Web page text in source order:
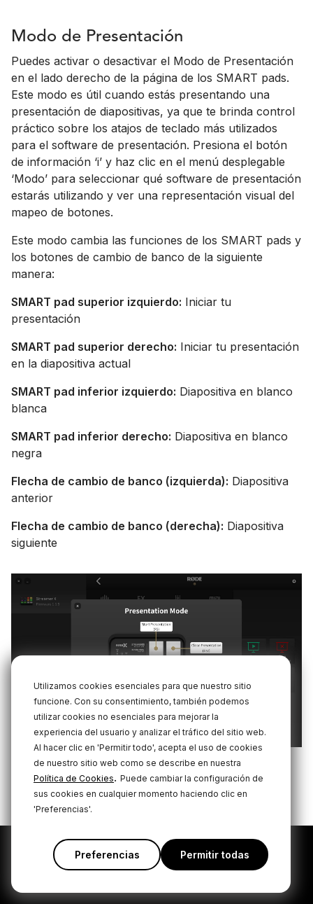
Utilizamos cookies esenciales para que nuestro sitio
funcione. Con su consentimiento, también podemos
utilizar cookies no esenciales para mejorar la
experiencia del usuario y analizar el tráfico del sitio web.
Al hacer clic en 'Permitir todo', acepta el uso de cookies
de nuestro sitio web como se describe en nuestra
Política de Cookies. Puede cambiar la configuración de
sus cookies en cualquier momento haciendo clic en
'Preferencias'.
Preferencias Permitir todas
Modo de Presentación
Puedes activar o desactivar el Modo de Presentación
en el lado derecho de la página de los SMART pads.
Este modo es útil cuando estás presentando una
presentación de diapositivas, ya que te brinda control
práctico sobre los atajos de teclado más utilizados
para el software de presentación. Presiona el botón
de información ‘i’ y haz clic en el menú desplegable
‘Modo’ para seleccionar qué software de presentación
estarás utilizando y ver una representación visual del
mapeo de botones.
Este modo cambia las funciones de los SMART pads y
los botones de cambio de banco de la siguiente
manera:
SMART pad superior izquierdo: Iniciar tu
presentación
SMART pad superior derecho: Iniciar tu presentación
en la diapositiva actual
SMART pad inferior izquierdo: Diapositiva en blanco
blanca
SMART pad inferior derecho: Diapositiva en blanco
negra
Flecha de cambio de banco (izquierda): Diapositiva
anterior
Flecha de cambio de banco (derecha): Diapositiva
siguiente
Suscribirse a nuestras